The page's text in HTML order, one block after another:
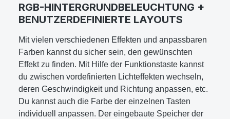
RGB-HINTERGRUNDBELEUCHTUNG +
BENUTZERDEFINIERTE LAYOUTS
Mit vielen verschiedenen Effekten und anpassbaren
Farben kannst du sicher sein, den gewünschten
Effekt zu finden. Mit Hilfe der Funktionstaste kannst
du zwischen vordefinierten Lichteffekten wechseln,
deren Geschwindigkeit und Richtung anpassen, etc.
Du kannst auch die Farbe der einzelnen Tasten
individuell anpassen. Der eingebaute Speicher der